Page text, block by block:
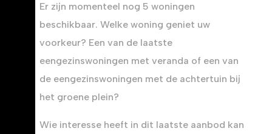
Er zijn momenteel nog 5 woningen
beschikbaar. Welke woning geniet uw
voorkeur? Een van de laatste
eengezinswoningen met veranda of een van
de eengezinswoningen met de achtertuin bij
het groene plein?
Wie interesse heeft in dit laatste aanbod kan